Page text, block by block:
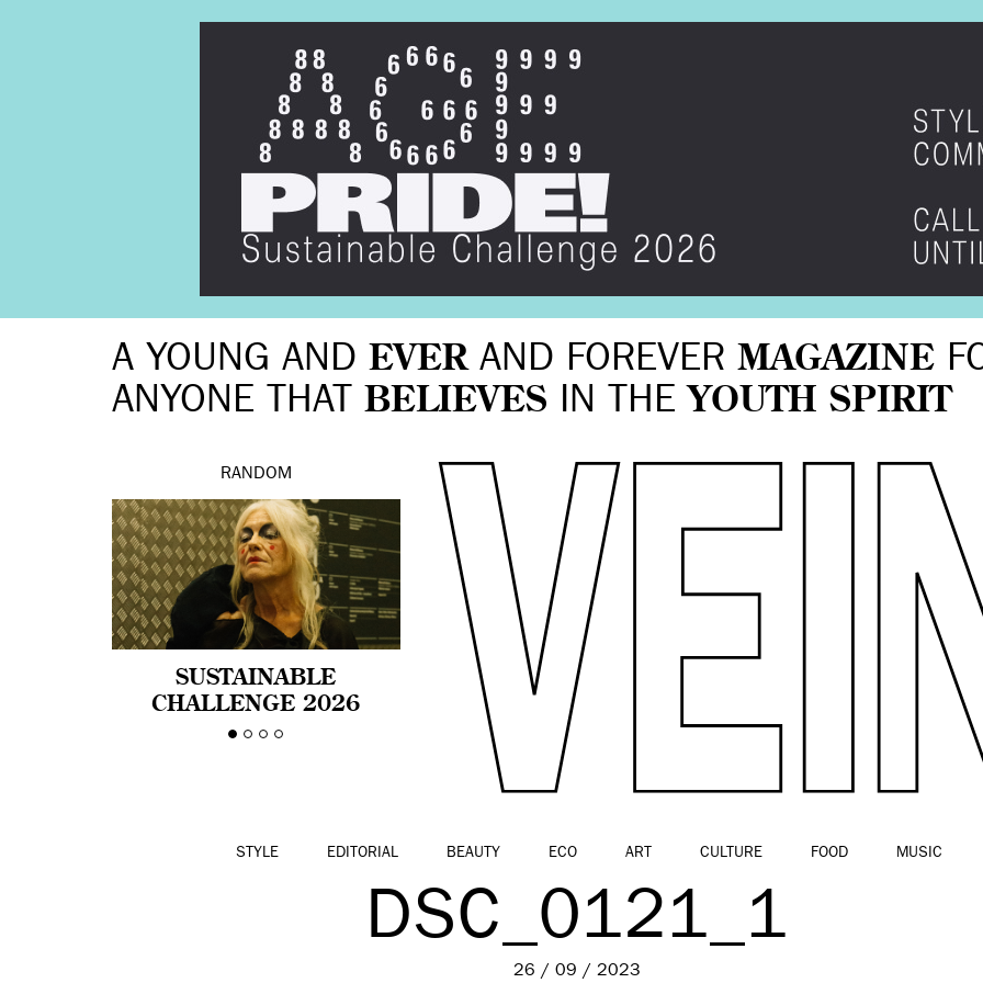
A YOUNG AND EVERAND FOREVER MAGAZINE
ANYONE THAT BELIEVES IN THE YOUTH SPIRIT
RANDOM
SUSTAINABLE
CHALLENGE 2026
CELEBRA LA
STYLE EDITORIAL BEAUTY ECO ART CULTURE FOOD MUSIC
DSC_0121_1
26 / 09 / 2023